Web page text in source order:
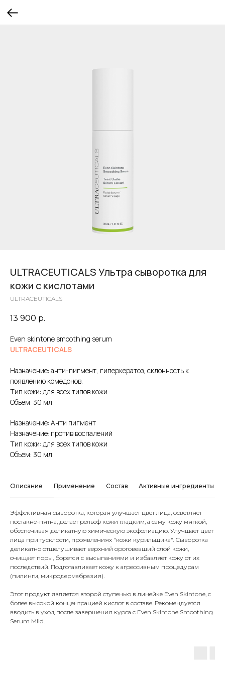
ULTRACEUTICALS Ультра сыворотка для
кожи с кислотами
ULTRACEUTICALS
13 900 р.
Even skintone smoothing serum
ULTRACEUTICALS
Назначение: анти-пигмент, гиперкератоз, склонность к
появлению комедонов.
Тип кожи: для всех типов кожи
Объем: 30 мл
Назначение: Анти пигмент
Назначение: против воспалений
Тип кожи: для всех типов кожи
Объем: 30 мл
Описание Применение Состав Активные ингредиенты
Эффективная сыворотка, которая улучшает цвет лица, осветляет
постакне-пятна, делает рельеф кожи гладким, а саму кожу мягкой,
обеспечивая деликатную химическую эксфолиацию. Улучшает цвет
лица при тусклости, проявлениях "кожи курильщика". Сыворотка
деликатно отшелушивает верхний ороговевший слой кожи,
очищает поры, борется с высыпаниями и избавляет кожу от их
последствий. Подготавливает кожу к агрессивным процедурам
(пилинги, микродермабразия).
Этот продукт является второй ступенью в линейке Even Skintone, с
более высокой концентрацией кислот в составе. Рекомендуется
вводить в уход после завершения курса с Even Skintone Smoothing
Serum Mild.